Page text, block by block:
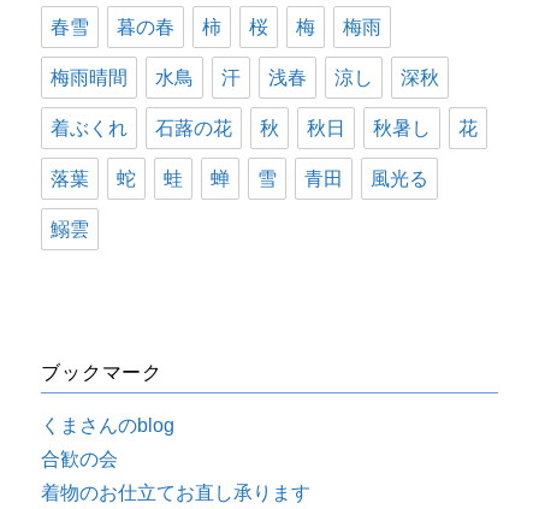
春雪 暮の春 柿 桜 梅 梅雨
梅雨晴間 水鳥 汗 浅春 涼し 深秋
着ぶくれ 石蕗の花 秋 秋日 秋暑し 花
落葉 蛇 蛙 蝉 雪 青田 風光る
鰯雲
ブックマーク
くまさんのblog
合歓の会
着物のお仕立てお直し承ります